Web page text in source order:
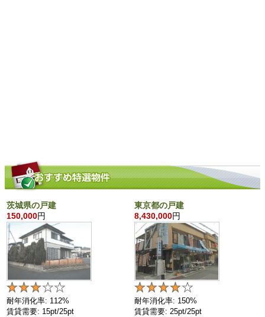
茨城県の戸建
150,000円
耐年消化率: 112%
賃貸需要: 15pt/25pt
東京都の戸建
8,430,000円
耐年消化率: 150%
賃貸需要: 25pt/25pt